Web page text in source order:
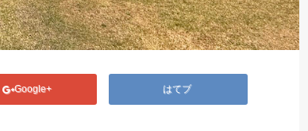
Google+ はてブ